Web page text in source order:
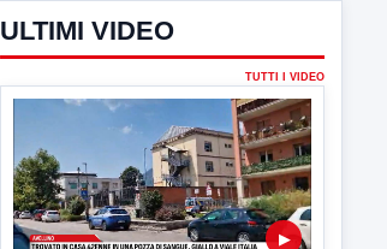
ULTIMI VIDEO
TUTTI I VIDEO
▶